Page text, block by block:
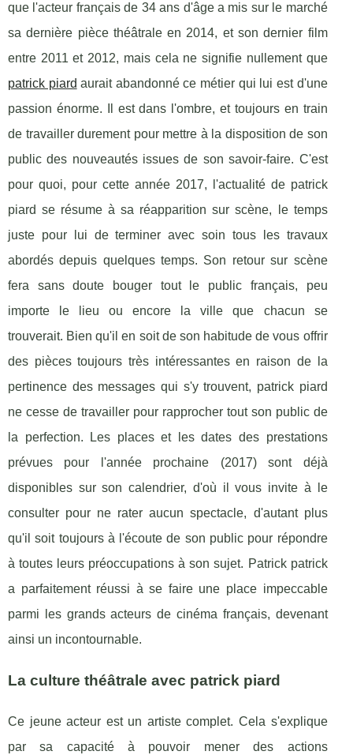
que l'acteur français de 34 ans d'âge a mis sur le marché
sa dernière pièce théâtrale en 2014, et son dernier film
entre 2011 et 2012, mais cela ne signifie nullement que
patrick piard aurait abandonné ce métier qui lui est d'une
passion énorme. Il est dans l'ombre, et toujours en train
de travailler durement pour mettre à la disposition de son
public des nouveautés issues de son savoir-faire. C'est
pour quoi, pour cette année 2017, l'actualité de patrick
piard se résume à sa réapparition sur scène, le temps
juste pour lui de terminer avec soin tous les travaux
abordés depuis quelques temps. Son retour sur scène
fera sans doute bouger tout le public français, peu
importe le lieu ou encore la ville que chacun se
trouverait. Bien qu'il en soit de son habitude de vous offrir
des pièces toujours très intéressantes en raison de la
pertinence des messages qui s'y trouvent, patrick piard
ne cesse de travailler pour rapprocher tout son public de
la perfection. Les places et les dates des prestations
prévues pour l'année prochaine (2017) sont déjà
disponibles sur son calendrier, d'où il vous invite à le
consulter pour ne rater aucun spectacle, d'autant plus
qu'il soit toujours à l'écoute de son public pour répondre
à toutes leurs préoccupations à son sujet. Patrick patrick
a parfaitement réussi à se faire une place impeccable
parmi les grands acteurs de cinéma français, devenant
ainsi un incontournable.
La culture théâtrale avec patrick piard
Ce jeune acteur est un artiste complet. Cela s'explique
par sa capacité à pouvoir mener des actions